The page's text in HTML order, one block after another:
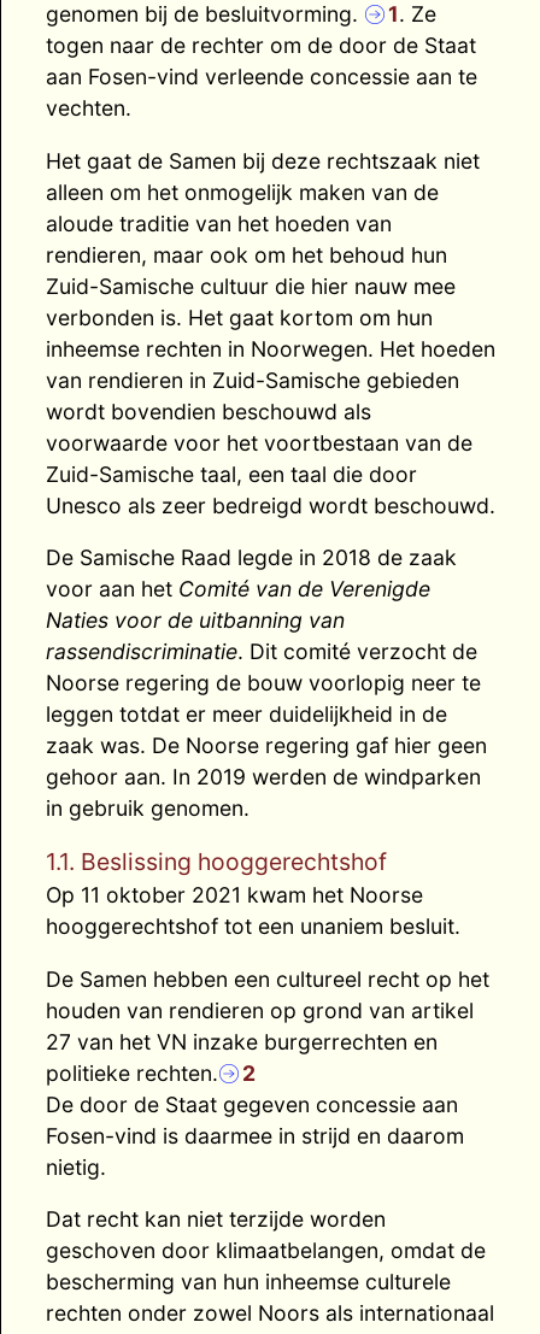
genomen bij de besluitvorming.
1. Ze
togen naar de rechter om de door de Staat
aan Fosen-vind verleende concessie aan te
vechten.
Het gaat de Samen bij deze rechtszaak niet
alleen om het onmogelijk maken van de
aloude traditie van het hoeden van
rendieren, maar ook om het behoud hun
Zuid-Samische cultuur die hier nauw mee
verbonden is. Het gaat kortom om hun
inheemse rechten in Noorwegen. Het hoeden
van rendieren in Zuid-Samische gebieden
wordt bovendien beschouwd als
voorwaarde voor het voortbestaan ​​van de
Zuid-Samische taal, een taal die door
Unesco als zeer bedreigd wordt beschouwd.
De Samische Raad legde in 2018 de zaak
voor aan het Comité van de Verenigde
Naties voor de uitbanning van
rassendiscriminatie. Dit comité verzocht de
Noorse regering de bouw voorlopig neer te
leggen totdat er meer duidelijkheid in de
zaak was. De Noorse regering gaf hier geen
gehoor aan. In 2019 werden de windparken
in gebruik genomen.
1.1. Beslissing hooggerechtshof
Op 11 oktober 2021 kwam het Noorse
hooggerechtshof tot een unaniem besluit.
De Samen hebben een cultureel recht op het
houden van rendieren op grond van artikel
27 van het VN inzake burgerrechten en
politieke rechten.
2
De door de Staat gegeven concessie aan
Fosen-vind is daarmee in strijd en daarom
nietig.
Dat recht kan niet terzijde worden
geschoven door klimaatbelangen, omdat de
bescherming van hun inheemse culturele
rechten onder zowel Noors als internationaal